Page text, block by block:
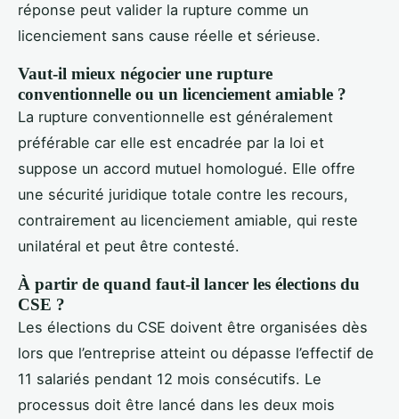
réponse peut valider la rupture comme un
licenciement sans cause réelle et sérieuse.
Vaut-il mieux négocier une rupture
conventionnelle ou un licenciement amiable ?
La rupture conventionnelle est généralement
préférable car elle est encadrée par la loi et
suppose un accord mutuel homologué. Elle offre
une sécurité juridique totale contre les recours,
contrairement au licenciement amiable, qui reste
unilatéral et peut être contesté.
À partir de quand faut-il lancer les élections du
CSE ?
Les élections du CSE doivent être organisées dès
lors que l’entreprise atteint ou dépasse l’effectif de
11 salariés pendant 12 mois consécutifs. Le
processus doit être lancé dans les deux mois